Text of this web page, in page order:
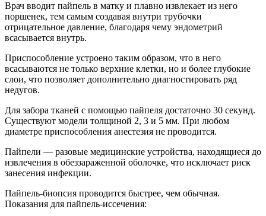
Врач вводит пайпель в матку и плавно извлекает из него
поршенек, тем самым создавая внутри трубочки
отрицательное давление, благодаря чему эндометрий
всасывается внутрь.
Приспособление устроено таким образом, что в него
всасываются не только верхние клетки, но и более глубокие
слои, что позволяет дополнительно диагностировать ряд
недугов.
Для забора тканей с помощью пайпеля достаточно 30 секунд.
Существуют модели толщиной 2, 3 и 5 мм. При любом
диаметре приспособления анестезия не проводится.
Пайпели — разовые медицинские устройства, находящиеся до
извлечения в обеззараженной оболочке, что исключает риск
занесения инфекции.
Пайпель-биопсия проводится быстрее, чем обычная.
Показания для пайпель-иссечения: